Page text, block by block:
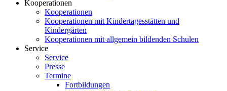
Kooperationen
Kooperationen
Kooperationen mit Kindertagesstätten und
Kindergärten
Kooperationen mit allgemein bildenden Schulen
Service
Service
Presse
Termine
Fortbildungen